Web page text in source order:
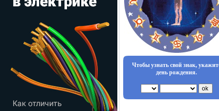
Чтобы узнать свой знак,
день рождения.